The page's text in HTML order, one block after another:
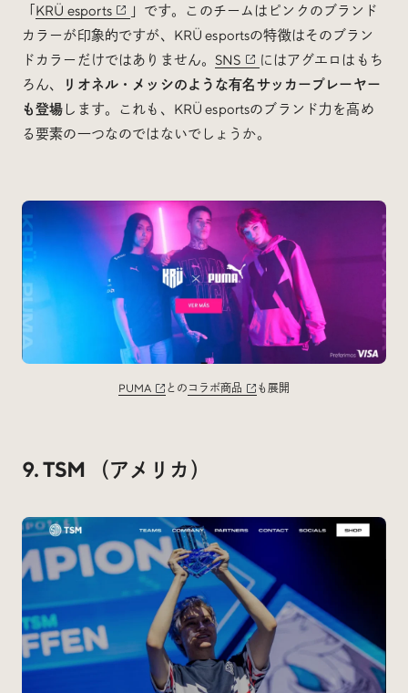
KRÜ esports
」です。このチームはピンクのブランド
カラーが印象的ですが、KRÜ esportsの特徴はそのブラン
ドカラーだけではありません。SNS
にはアグエロはもち
ろん、
リオネル・メッシのような有名サッカープレーヤー
も登場します。これも、KRÜ esportsのブランド力を高め
る要素の一つなのではないでしょうか。
PUMA との コラボ商品 も展開
9. TSM （アメリカ）